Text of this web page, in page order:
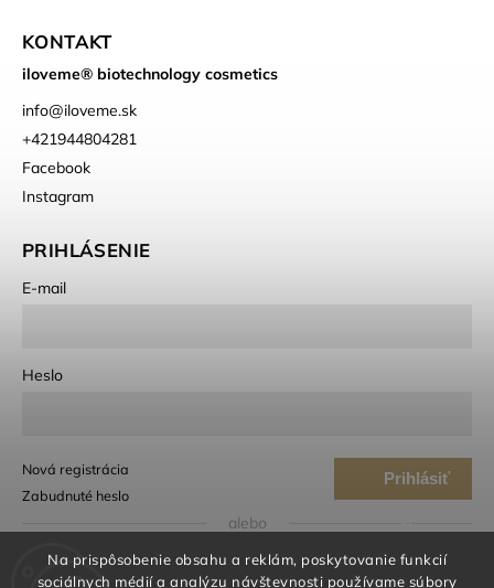
Na prispôsobenie obsahu a reklám, poskytovanie funkcií
sociálnych médií a analýzu návštevnosti používame súbory
KONTAKT
iloveme® biotechnology cosmetics
info@iloveme.sk
+421944804281
Facebook
Instagram
PRIHLÁSENIE
E-mail
Heslo
Prihlásiť
Nová registrácia
Zabudnuté heslo
alebo
Prihlásiť sa cez Google